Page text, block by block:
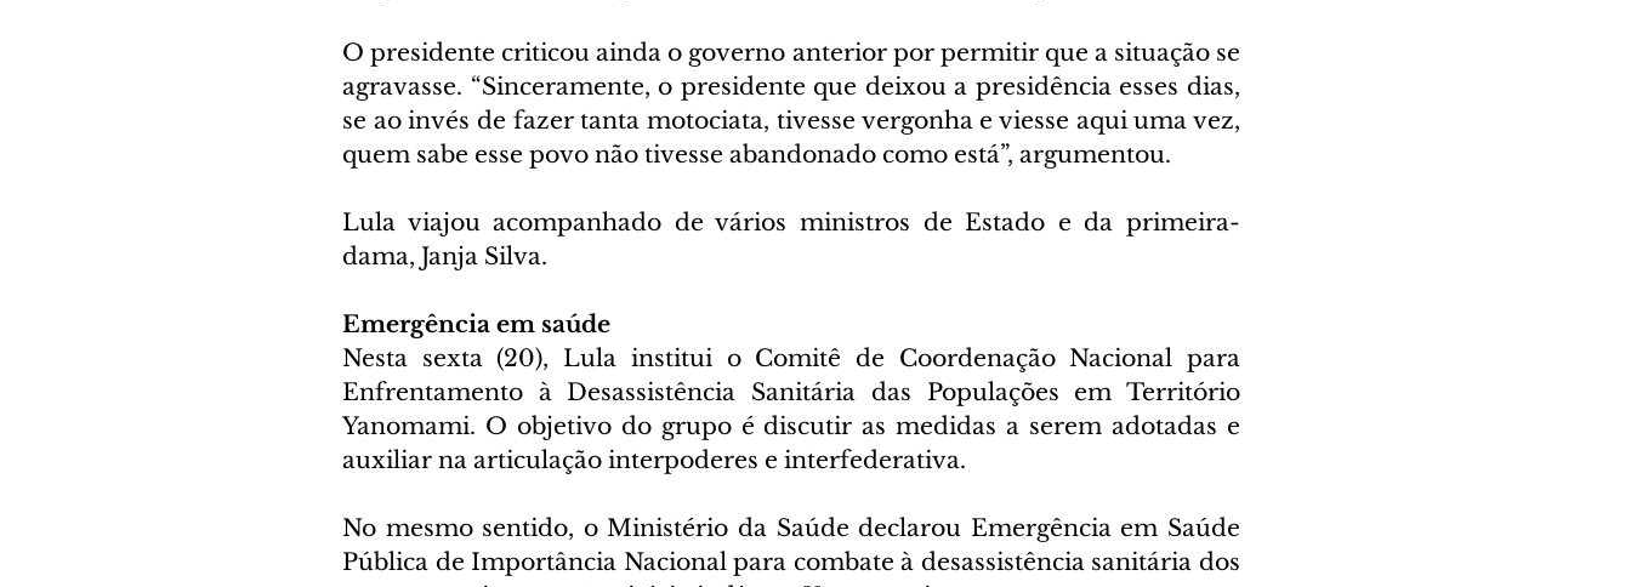
O presidente criticou ainda o governo anterior por permitir que a situação se
agravasse. “Sinceramente, o presidente que deixou a presidência esses dias,
se ao invés de fazer tanta motociata, tivesse vergonha e viesse aqui uma vez,
quem sabe esse povo não tivesse abandonado como está”, argumentou.
Lula viajou acompanhado de vários ministros de Estado e da primeira-
dama, Janja Silva.
Emergência em saúde
Nesta sexta (20), Lula institui o Comitê de Coordenação Nacional para
Enfrentamento à Desassistência Sanitária das Populações em Território
Yanomami. O objetivo do grupo é discutir as medidas a serem adotadas e
auxiliar na articulação interpoderes e interfederativa.
No mesmo sentido, o Ministério da Saúde declarou Emergência em Saúde
Pública de Importância Nacional para combate à desassistência sanitária dos